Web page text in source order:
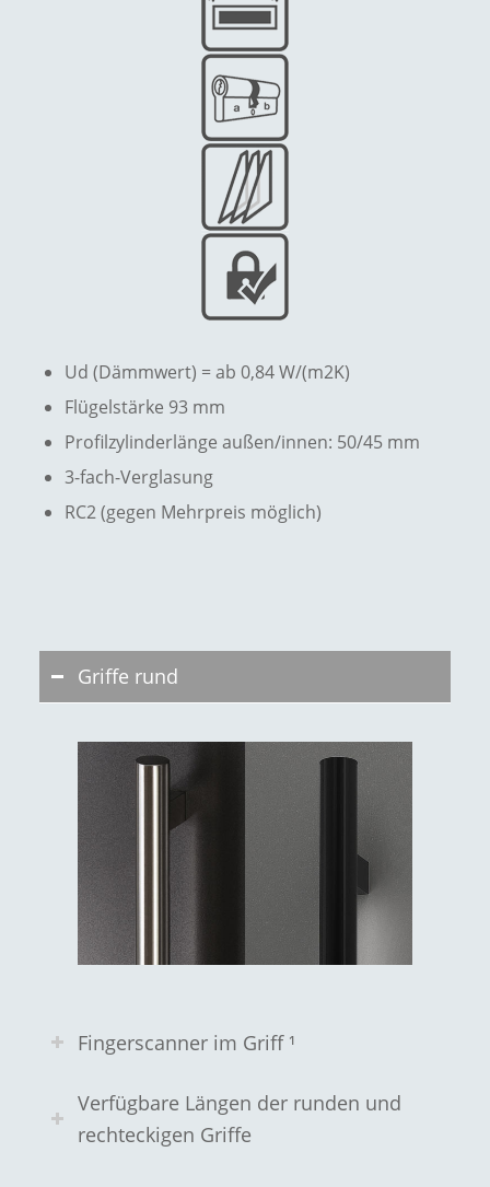
Ud (Dämmwert) = ab 0,84 W/(m2K)
Flügelstärke 93 mm
Profilzylinderlänge außen/innen: 50/45 mm
3-fach-Verglasung
RC2 (gegen Mehrpreis möglich)
Griffe rund
Fingerscanner im Griff ¹
Verfügbare Längen der runden und
rechteckigen Griffe